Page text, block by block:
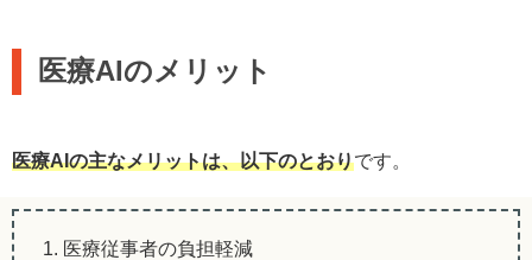
医療AIのメリット
医療AIの主なメリットは、以下のとおりです。
1. 医療従事者の負担軽減